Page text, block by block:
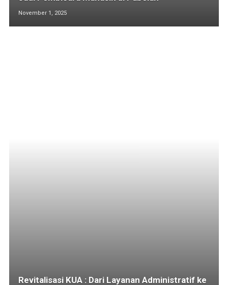
November 1, 2025
Revitalisasi KUA : Dari Layanan Administratif ke